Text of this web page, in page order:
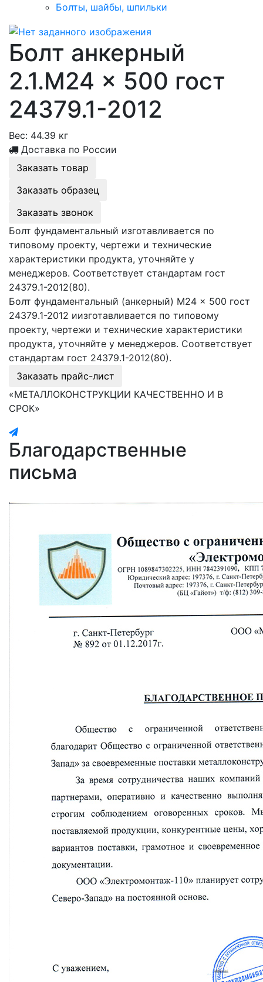
Болты, шайбы, шпильки
Болт анкерный
2.1.М24 × 500 гост
24379.1-2012
Вес: 44.39 кг
Доставка по России
Заказать товар
Заказать образец
Заказать звонок
Болт фундаментальный изготавливается по
типовому проекту, чертежи и технические
характеристики продукта, уточняйте у
менеджеров. Соответствует стандартам гост
24379.1-2012(80).
Болт фундаментальный (анкерный) М24 × 500 гост
24379.1-2012 иизготавливается по типовому
проекту, чертежи и технические характеристики
продукта, уточняйте у менеджеров. Соответствует
стандартам гост 24379.1-2012(80).
Заказать прайс-лист
«МЕТАЛЛОКОНСТРУКЦИИ КАЧЕСТВЕННО И В
СРОК»
Благодарственные
письма